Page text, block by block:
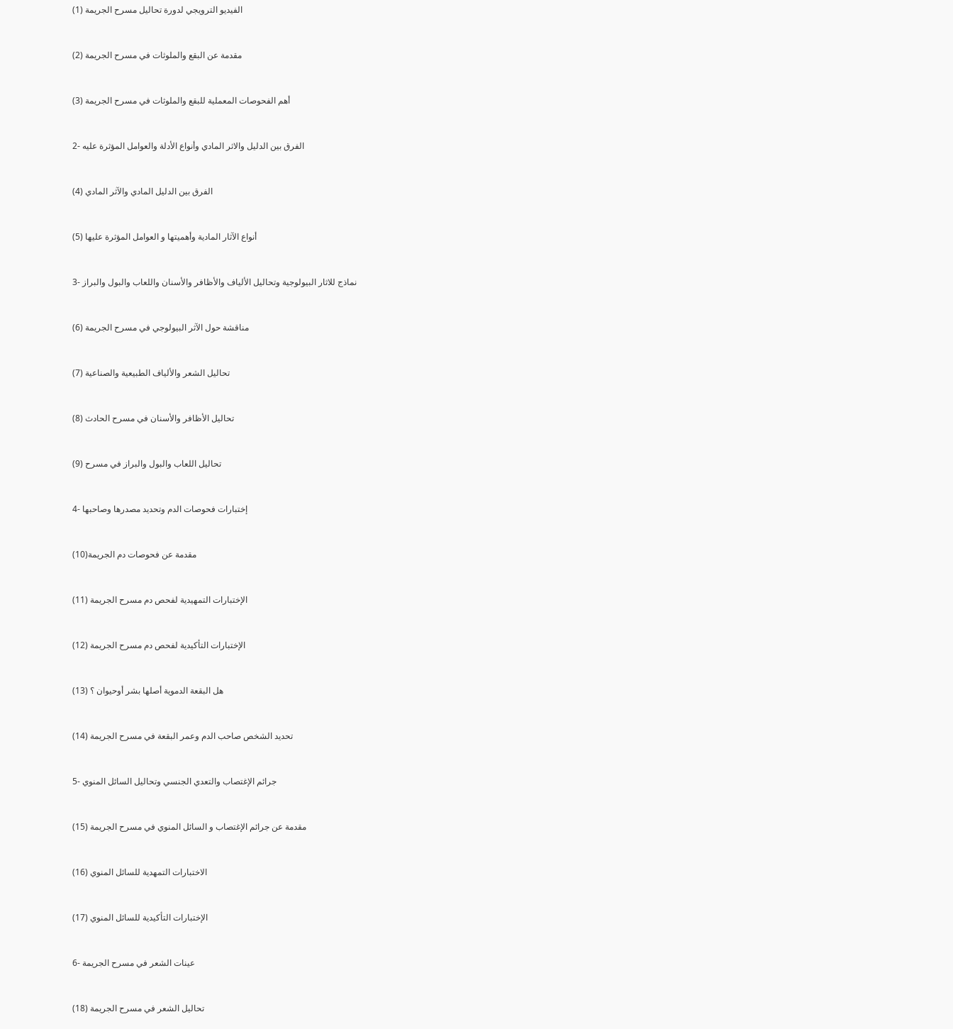
(1) الفيديو الترويجي لدورة تحاليل مسرح الجريمة
(2) مقدمة عن البقع والملوثات في مسرح الجريمة
(3) أهم الفحوصات المعملية للبقع والملوثات في مسرح الجريمة
2- الفرق بين الدليل والاثر المادي وأنواع الأدلة والعوامل المؤثرة عليه
(4) الفرق بين الدليل المادي والآثر المادي
(5) أنواع الآثار المادية وأهميتها و العوامل المؤثرة عليها
3- نماذج للاثار البيولوجية وتحاليل الألياف والأظافر والأسنان واللعاب والبول والبراز
(6) مناقشة حول الآثر البيولوجي في مسرح الجريمة
(7) تحاليل الشعر والألياف الطبيعية والصناعية
(8) تحاليل الأظافر والأسنان في مسرح الحادث
(9) تحاليل اللعاب والبول والبراز في مسرح
4- إختبارات فحوصات الدم وتحديد مصدرها وصاحبها
(10)مقدمة عن فحوصات دم الجريمة
(11) الإختبارات التمهيدية لفحص دم مسرح الجريمة
(12) الإختبارات التأكيدية لفحص دم مسرح الجريمة
(13) هل البقعة الدموية أصلها بشر أوحيوان ؟
(14) تحديد الشخص صاحب الدم وعمر البقعة في مسرح الجريمة
5- جرائم الإغتصاب والتعدي الجنسي وتحاليل السائل المنوي
(15) مقدمة عن جرائم الإغتصاب و السائل المنوي في مسرح الجريمة
(16) الاختبارات التمهدية للسائل المنوي
(17) الإختبارات التأكيدية للسائل المنوي
6- عينات الشعر في مسرح الجريمة
(18) تحاليل الشعر في مسرح الجريمة